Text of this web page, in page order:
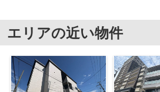
エリアの近い物件